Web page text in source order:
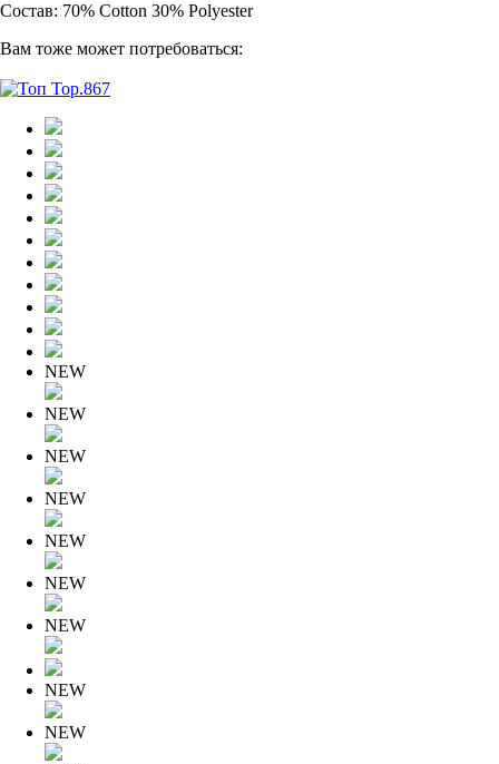
Состав: 70% Cotton 30% Polyester
Вам тоже может потребоваться:
NEW
NEW
NEW
NEW
NEW
NEW
NEW
NEW
NEW